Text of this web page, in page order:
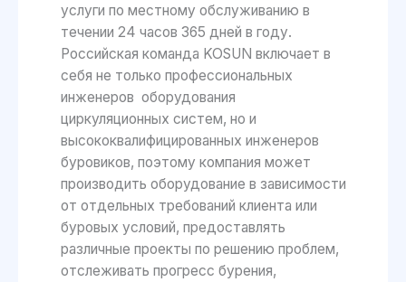
услуги по местному обслуживанию в
течении 24 часов 365 дней в году.
Российская команда KOSUN включает в
себя не только профессиональных
инженеров оборудования
циркуляционных систем, но и
высококвалифицированных инженеров
буровиков, поэтому компания может
производить оборудование в зависимости
от отдельных требований клиента или
буровых условий, предоставлять
различные проекты по решению проблем,
отслеживать прогресс бурения,